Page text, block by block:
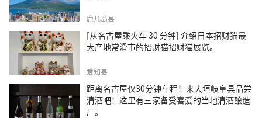
鹿儿岛县
[从名古屋乘火车 30 分钟] 介绍日本招财猫最
大产地常滑市的招财猫招财猫展览。
爱知县
距离名古屋仅30分钟车程！来大垣岐阜县品尝
清酒吧！这里有三家备受喜爱的当地清酒酿造
厂。